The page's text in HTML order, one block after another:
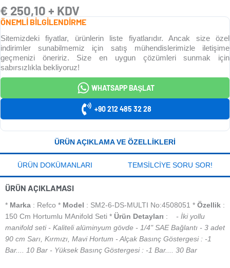
€ 250,10 + KDV
ÖNEMLİ BİLGİLENDİRME
Sitemizdeki fiyatlar, ürünlerin liste fiyatlarıdır. Ancak size özel
indirimler sunabilmemiz için satış mühendislerimizle iletişime
geçmenizi öneririz. Size en uygun çözümleri sunmak için
sabırsızlıkla bekliyoruz!
WHATSAPP BAŞLAT
+90 212 485 32 28
ÜRÜN AÇIKLAMA VE ÖZELLIKLERI
ÜRÜN DOKÜMANLARI TEMSILCIYE SORU SOR!
ÜRÜN AÇIKLAMASI
* Marka : Refco * Model : SM2-6-DS-MULTI No:4508051 * Özellik :
150 Cm Hortumlu MAnifold Seti * Ürün Detayları :
- İki yollu
manifold seti - Kaliteli alüminyum gövde - 1/4" SAE Bağlantı - 3 adet
90 cm Sarı, Kırmızı, Mavi Hortum - Alçak Basınç Göstergesi : -1
Bar.... 10 Bar - Yüksek Basınç Göstergesi : -1 Bar.... 30 Bar